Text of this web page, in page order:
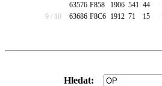
63576 F858 1906 541 44
9 / 10
63686 F8C6 1912 71 15
Hledat: